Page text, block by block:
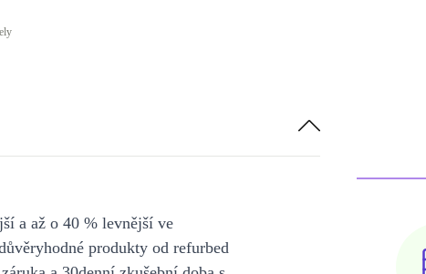
a až o 40 % levnější ve
produkty od refurbed